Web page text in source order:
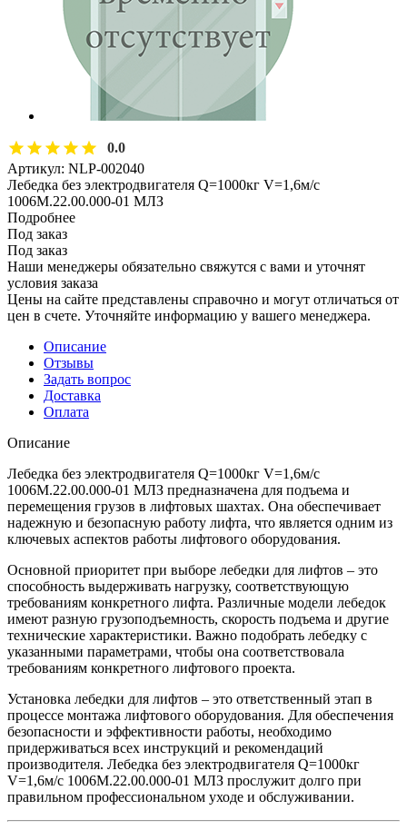
0.0
Артикул: NLP-002040
Лебедка без электродвигателя Q=1000кг V=1,6м/с
1006М.22.00.000-01 МЛЗ
Подробнее
Под заказ
Под заказ
Наши менеджеры обязательно свяжутся с вами и уточнят
условия заказа
Цены на сайте представлены справочно и могут отличаться от
цен в счете. Уточняйте информацию у вашего менеджера.
Описание
Отзывы
Задать вопрос
Доставка
Оплата
Описание
Лебедка без электродвигателя Q=1000кг V=1,6м/с
1006М.22.00.000-01 МЛЗ предназначена для подъема и
перемещения грузов в лифтовых шахтах. Она обеспечивает
надежную и безопасную работу лифта, что является одним из
ключевых аспектов работы лифтового оборудования.
Основной приоритет при выборе лебедки для лифтов – это
способность выдерживать нагрузку, соответствующую
требованиям конкретного лифта. Различные модели лебедок
имеют разную грузоподъемность, скорость подъема и другие
технические характеристики. Важно подобрать лебедку с
указанными параметрами, чтобы она соответствовала
требованиям конкретного лифтового проекта.
Установка лебедки для лифтов – это ответственный этап в
процессе монтажа лифтового оборудования. Для обеспечения
безопасности и эффективности работы, необходимо
придерживаться всех инструкций и рекомендаций
производителя. Лебедка без электродвигателя Q=1000кг
V=1,6м/с 1006М.22.00.000-01 МЛЗ прослужит долго при
правильном профессиональном уходе и обслуживании.